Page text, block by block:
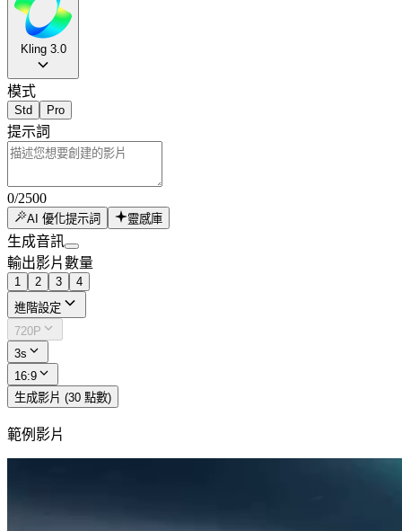
Kling 3.0
模式
Std Pro
提示詞
0/2500
AI 優化提示詞 靈感庫
生成音訊
輸出影片數量
1 2 3
4
進階設定
720P
3s
16:9
生成影片 (30 點數)
範例影片